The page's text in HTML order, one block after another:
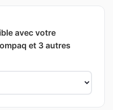
avec votre
et 3 autres